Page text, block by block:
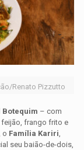
Renato Pizzutto
Botequim – com
frango frito e
o Família Kariri
seu baião-de-dois,